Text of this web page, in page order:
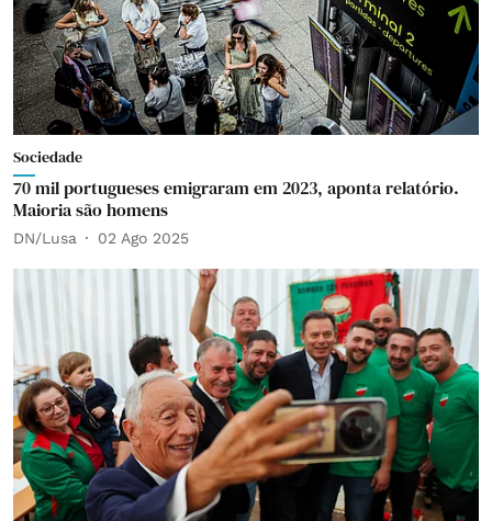
Sociedade
70 mil portugueses emigraram em 2023, aponta relatório.
Maioria são homens
DN/Lusa 02 Ago 2025